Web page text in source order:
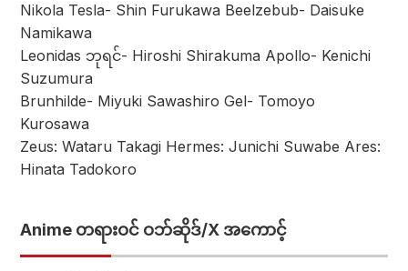
Nikola Tesla- Shin Furukawa Beelzebub- Daisuke
Namikawa
Leonidas ဘုရင်- Hiroshi Shirakuma Apollo- Kenichi
Suzumura
Brunhilde- Miyuki Sawashiro Gel- Tomoyo
Kurosawa
Zeus: Wataru Takagi Hermes: Junichi Suwabe Ares:
Hinata Tadokoro
Anime တရားဝင် ဝဘ်ဆိုဒ်/X အကောင့်